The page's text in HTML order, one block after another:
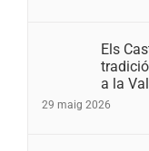
Els
a la
29 maig 2026